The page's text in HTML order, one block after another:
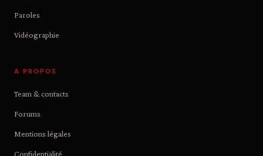
Paroles
Vidéographie
À PROPOS
Team & contacts
Forums
Mentions légales
Confidentialité